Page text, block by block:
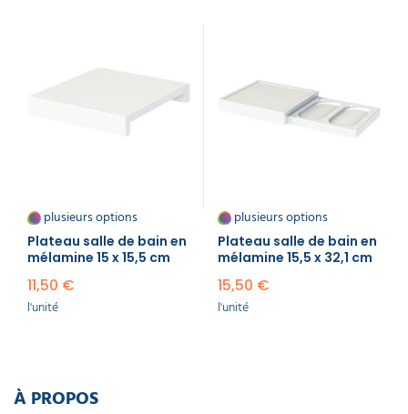
imitation bois, béton ou métal pour s’intégrer dans
tous les styles d’intérieur.
Ce matériau synthétique est idéal pour les hôtels
recherchant une solution pratique, hygiénique et
impeccable à chaque utilisation.
plusieurs options
Plateau salle de bain​ en
mélamine 15 x 15,5 cm
11,50 €
l'unité
plusieurs options
Plateau salle de bain​ en
mélamine 15,5 x 32,1 cm
15,50 €
l'unité
À PROPOS